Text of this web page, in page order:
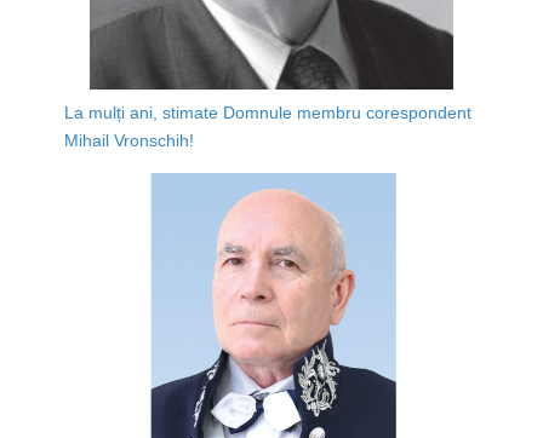
La mulți ani, stimate Domnule membru corespondent
Mihail Vronschih!